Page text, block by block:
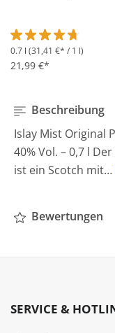
Durchschnittliche
0.7 l (31,41 €* / 1 l)
21,99 €*
Beschreibung
Islay Mist Original
40% Vol. – 0,7 l
ist ein Scotch mit…
Bewertungen
SERVICE &